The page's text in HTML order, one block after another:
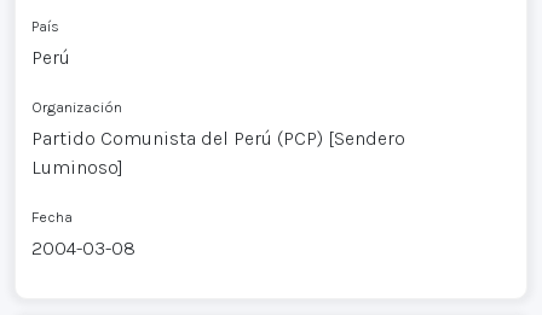
País
Perú
Organización
Partido Comunista del Perú (PCP) [Sendero
Luminoso]
Fecha
2004-03-08